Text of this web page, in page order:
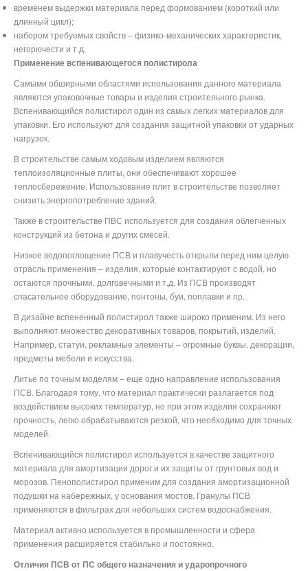
временем выдержки материала перед формованием (короткий или
длинный цикл);
набором требуемых свойств – физико-механических характеристик,
негорючести и т.д.
Применение вспенивающегося полистирола
Самыми обширными областями использования данного материала
являются упаковочные товары и изделия строительного рынка.
Вспенивающийся полистирол один из самых легких материалов для
упаковки. Его используют для создания защитной упаковки от ударных
нагрузок.
В строительстве самым ходовым изделием являются
теплоизоляционные плиты, они обеспечивают хорошее
теплосбережение. Использование плит в строительстве позволяет
снизить энергопотребление зданий.
Также в строительстве ПВС используется для создания облегченных
конструкций из бетона и других смесей.
Низкое водопоглощение ПСВ и плавучесть открыли перед ним целую
отрасль применения – изделия, которые контактируют с водой, но
остаются прочными, долговечными и т.д. Из ПСВ производят
спасательное оборудование, понтоны, буи, поплавки и пр.
В дизайне вспененный полистирол также широко применим. Из него
выполняют множество декоративных товаров, покрытий, изделий.
Например, статуи, рекламные элементы – огромные буквы, декорации,
предметы мебели и искусства.
Литье по точным моделям – еще одно направление использования
ПСВ. Благодаря тому, что материал практически разлагается под
воздействием высоких температур, но при этом изделия сохраняют
прочность, легко обрабатываются резкой, что необходимо для точных
моделей.
Вспенивающийся полистирол используется в качестве защитного
материала для амортизации дорог и их защиты от грунтовых вод и
морозов. Пенополистирол применим для создания амортизационной
подушки на набережных, у основания мостов. Гранулы ПСВ
применяются в фильтрах для небольших систем водоснабжения.
Материал активно используется в промышленности и сфера
применения расширяется стабильно и постоянно.
Отличия ПСВ от ПС общего назначения и ударопрочного